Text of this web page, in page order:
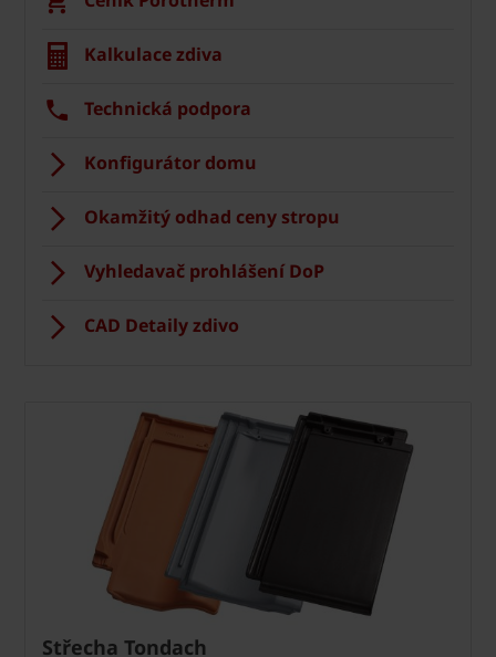
Kalkulace zdiva
Technická podpora
Konfigurátor domu
Okamžitý odhad ceny stropu
Vyhledavač prohlášení DoP
CAD Detaily zdivo
Střecha Tondach